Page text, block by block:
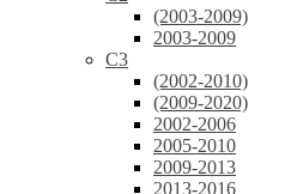
(2003-2009)
2003-2009
C3
(2002-2010)
(2009-2020)
2002-2006
2005-2010
2009-2013
2013-2016